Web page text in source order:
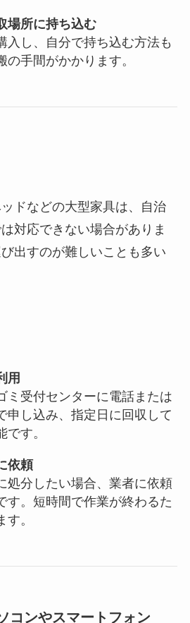
場所に持ち込む
入し、自分で持ち込む方法も
の手間がかかります。
ドなどの大型家具は、自治
対応できない場合がありま
出すのが難しいことも多い
用
ミ受付センターに電話または
申し込み、指定日に回収して
です。
依頼
処分したい場合、業者に依頼
す。短時間で作業が終わるた
。
コンやスマートフォン